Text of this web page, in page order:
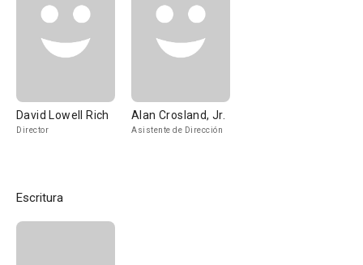
David Lowell Rich
Director
Alan Crosland, Jr.
Asistente de Dirección
Escritura